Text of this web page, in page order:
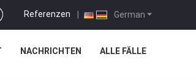
German
Referenzen |
NACHRICHTEN ALLE FÄLLE